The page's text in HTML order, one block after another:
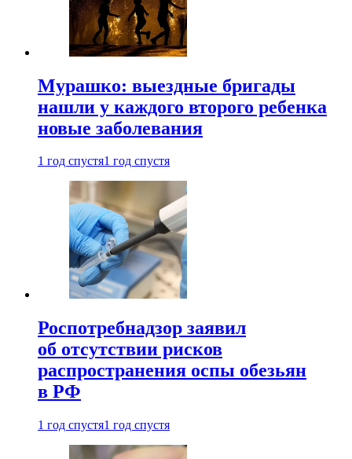
Мурашко: выездные бригады
нашли у каждого второго ребенка
новые заболевания
1 год спустя1 год спустя
Роспотребнадзор заявил
об отсутствии рисков
распространения оспы обезьян
в РФ
1 год спустя1 год спустя